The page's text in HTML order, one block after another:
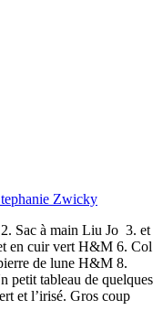
Zwicky
Sac à main Liu Jo 3. et
en cuir vert H&M 6. Col
de lune H&M 8.
petit tableau de quelques
et l’irisé. Gros coup